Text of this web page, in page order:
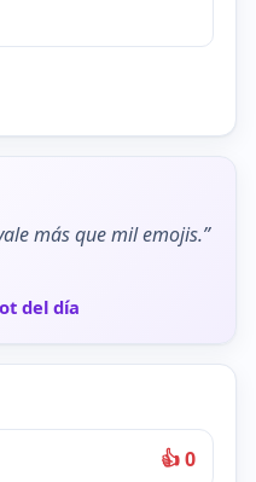
más que mil emojis.”
del día
👍 0